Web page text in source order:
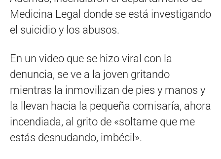
Medicina Legal donde se está investigando
el suicidio y los abusos.
En un video que se hizo viral con la
denuncia, se ve a la joven gritando
mientras la inmovilizan de pies y manos y
la llevan hacia la pequeña comisaría, ahora
incendiada, al grito de «soltame que me
estás desnudando, imbécil».